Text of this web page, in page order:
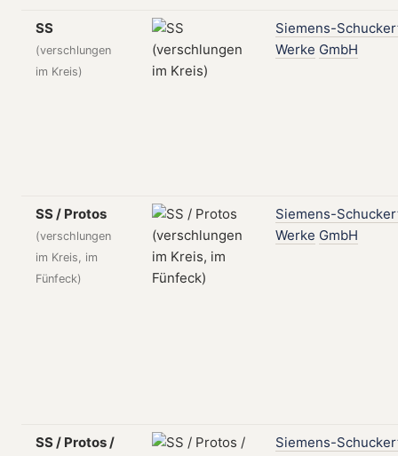
SS
(verschlungen
im Kreis)
Siemens-
Werke GmbH
SS / Protos
(verschlungen
im Kreis, im
Fünfeck)
Siemens-
Werke GmbH
SS / Protos /
Siemens-